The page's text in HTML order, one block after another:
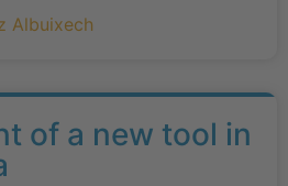
Albuixech
of a new tool in